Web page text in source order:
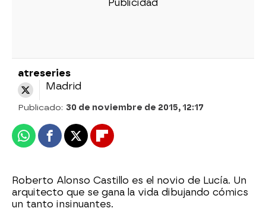
atreseries
Madrid
Publicado: 30 de noviembre de 2015, 12:17
WhatsappFacebook
X Flipboard
Roberto Alonso Castillo es el novio de Lucía. Un
arquitecto que se gana la vida dibujando cómics
un tanto insinuantes.